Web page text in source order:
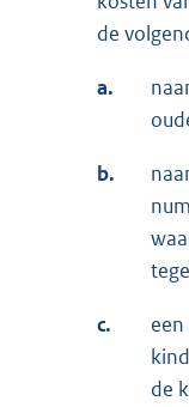
de
a.
b.
c.
de